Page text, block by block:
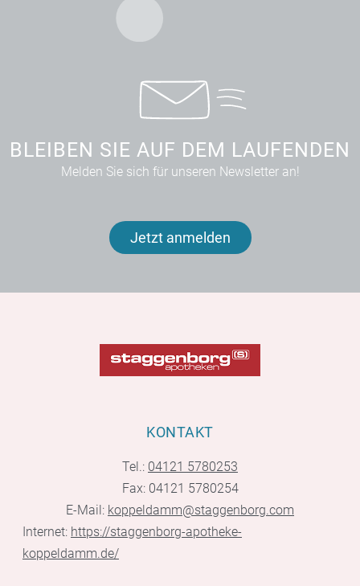
BLEIBEN SIE AUF DEM LAUFENDEN
Melden Sie sich für unseren Newsletter an!
Jetzt anmelden
KONTAKT
Tel.: 04121 5780253
Fax: 04121 5780254
E-Mail: koppeldamm@staggenborg.com
Internet: https://staggenborg-apotheke-
koppeldamm.de/